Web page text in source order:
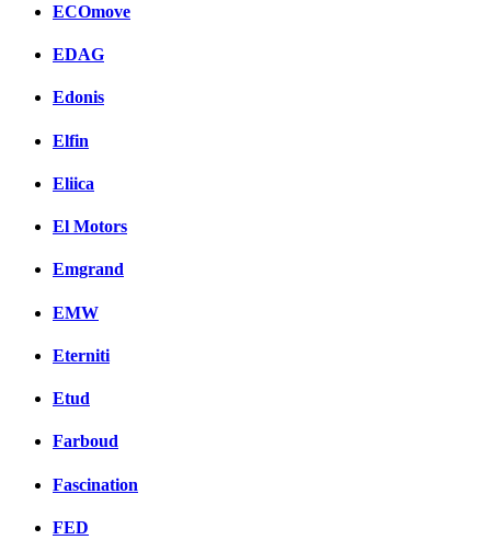
ECOmove
EDAG
Edonis
Elfin
Eliica
El Motors
Emgrand
EMW
Eterniti
Etud
Farboud
Fascination
FED